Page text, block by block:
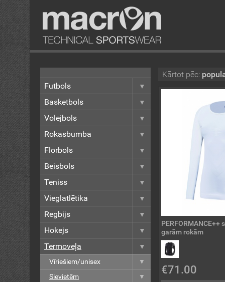
Futbols
Basketbols
Volejbols
Rokasbumba
Florbols
Beisbols
Teniss
Vieglatlētika
Regbijs
Hokejs
Termoveļa
Vīriešiem/unisex
Sievietēm
Kārtot pēc:
garām rokām
€71.00